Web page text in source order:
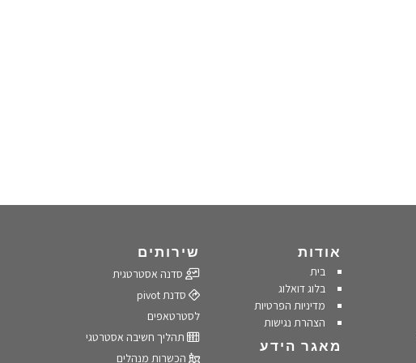
אודות
בית
בלוג דואלוג
מדיניות הפרטיות
הצהרת נגישות
מאגר הידע
שירותים
סדנה אסטרטגית
סדנת pivot
לסטרטאפים
תהליך חשיבה אסטרטגי
הכשרות מנהלים